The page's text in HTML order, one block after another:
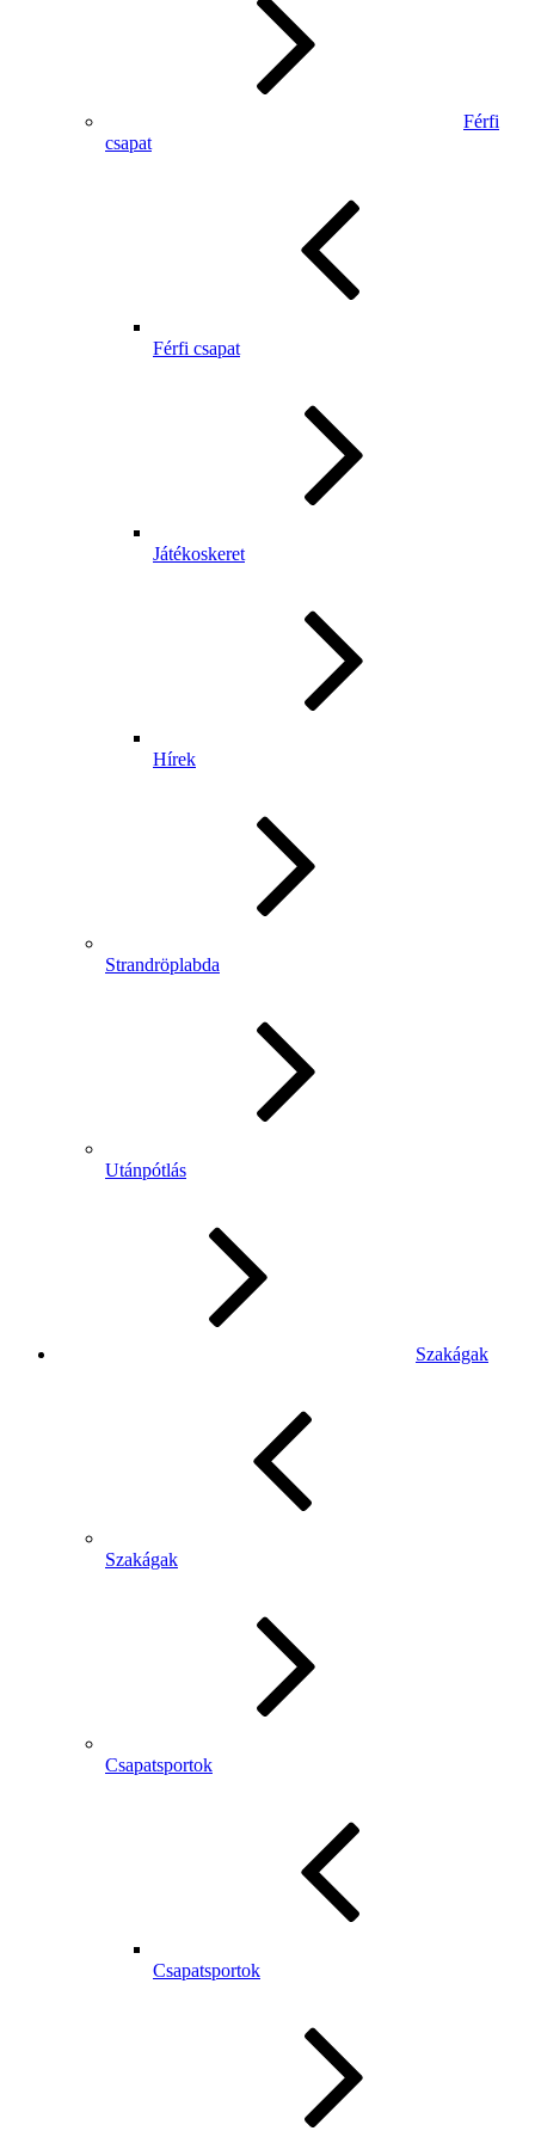
Férfi
csapat
Férfi csapat
Játékoskeret
Hírek
Strandröplabda
Utánpótlás
Szakágak
Szakágak
Csapatsportok
Csapatsportok